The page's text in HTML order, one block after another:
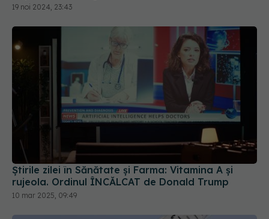
19 noi 2024, 23:43
Știrile zilei în Sănătate și Farma: Vitamina A și
rujeola. Ordinul ÎNCĂLCAT de Donald Trump
10 mar 2025, 09:49